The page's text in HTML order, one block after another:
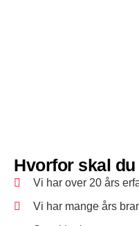
Hvorfor skal
Vi har over 20 års
Vi har mange års